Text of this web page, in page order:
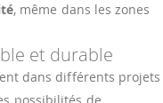
, même dans les zones
et durable
dans différents projets